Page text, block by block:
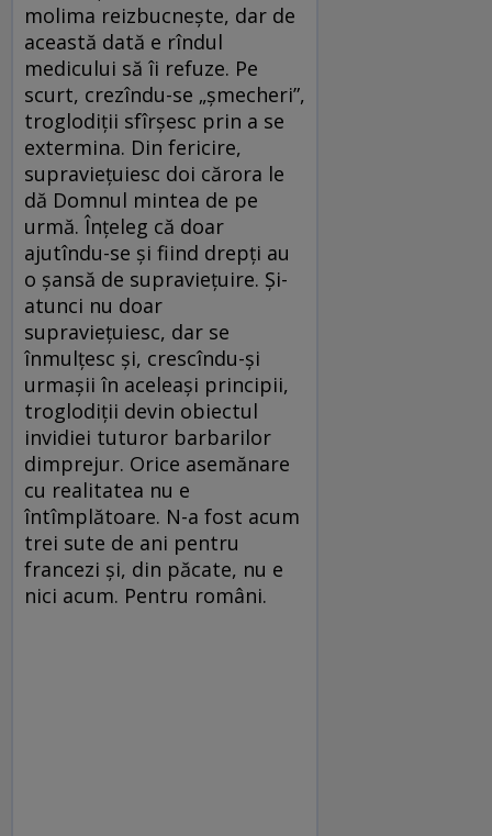
molima reizbucnește, dar de
această dată e rîndul
medicului să îi refuze. Pe
scurt, crezîndu-se „șmecheri”,
troglodiții sfîrșesc prin a se
extermina. Din fericire,
supraviețuiesc doi cărora le
dă Domnul mintea de pe
urmă. Înțeleg că doar
ajutîndu-se și fiind drepți au
o șansă de supraviețuire. Și-
atunci nu doar
supraviețuiesc, dar se
înmulțesc și, crescîndu-și
urmașii în aceleași principii,
troglodiții devin obiectul
invidiei tuturor barbarilor
dimprejur. Orice asemănare
cu realitatea nu e
întîmplătoare. N-a fost acum
trei sute de ani pentru
francezi și, din păcate, nu e
nici acum. Pentru români.